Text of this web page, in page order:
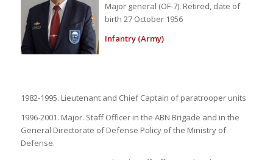
Major general (OF-7). Retired, date of
birth 27 October 1956
Infantry (Army)
1982-1995. Lieutenant and Chief Captain of paratrooper units
1996-2001. Major. Staff Officer in the ABN Brigade and in the
General Directorate of Defense Policy of the Ministry of
Defense.